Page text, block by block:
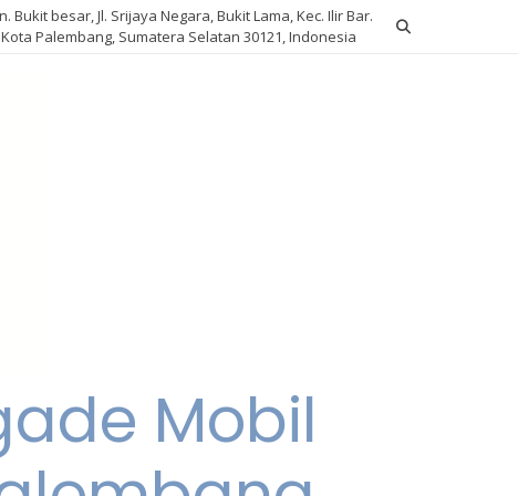
Bukit besar, Jl. Srijaya Negara, Bukit Lama, Kec. Ilir Bar.
Kota Palembang, Sumatera Selatan 30121, Indonesia
Mobil